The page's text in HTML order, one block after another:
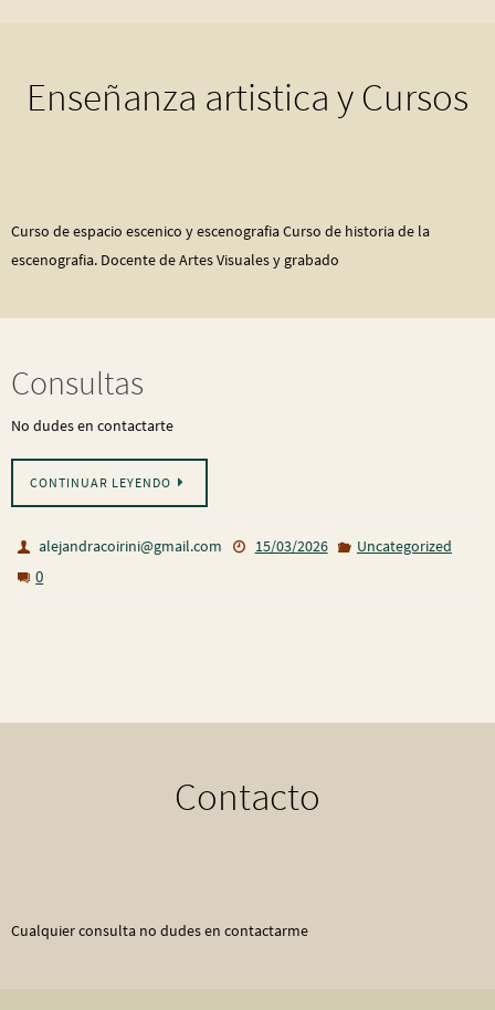
Enseñanza artistica y Cursos
Curso de espacio escenico y escenografia Curso de historia de la
escenografia. Docente de Artes Visuales y grabado
Consultas
No dudes en contactarte
CONTINUAR LEYENDO
alejandracoirini@gmail.com 15/03/2026 Uncategorized
0
Contacto
Cualquier consulta no dudes en contactarme